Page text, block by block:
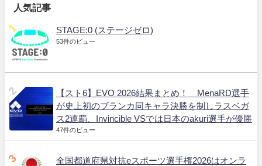
人気記事
STAGE:0 (ステージゼロ)
53件のビュー
【スト6】EVO 2026結果まとめ！ MenaRD選手
が史上初のブランカ同キャラ決勝を制しラスベガ
ス2連覇、Invincible VSでは日本のakuri選手が優勝
47件のビュー
全国都道府県対抗eスポーツ選手権2026はオンラ